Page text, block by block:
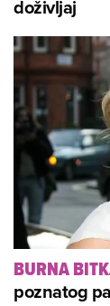
doživljaj
BURNA
poznatog